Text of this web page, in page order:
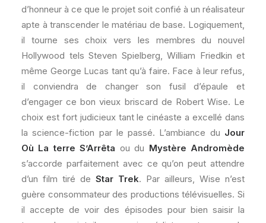
d’honneur à ce que le projet soit confié à un réalisateur
apte à transcender le matériau de base. Logiquement,
il tourne ses choix vers les membres du nouvel
Hollywood tels Steven Spielberg, William Friedkin et
même George Lucas tant qu’à faire. Face à leur refus,
il conviendra de changer son fusil d’épaule et
d’engager ce bon vieux briscard de Robert Wise. Le
choix est fort judicieux tant le cinéaste a excellé dans
la science-fiction par le passé. L’ambiance du Jour
Où La terre S’Arrêta ou du Mystère Andromède
s’accorde parfaitement avec ce qu’on peut attendre
d’un film tiré de Star Trek. Par ailleurs, Wise n’est
guère consommateur des productions télévisuelles. Si
il accepte de voir des épisodes pour bien saisir la